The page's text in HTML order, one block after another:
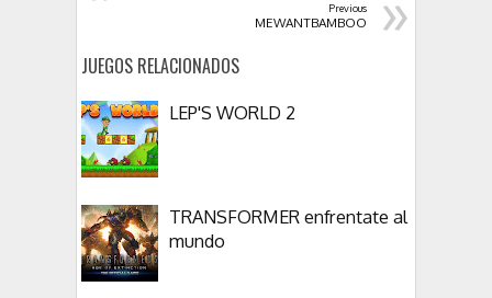
Previous
MEWANTBAMBOO
JUEGOS RELACIONADOS
LEP'S WORLD 2
TRANSFORMER enfrentate al
mundo